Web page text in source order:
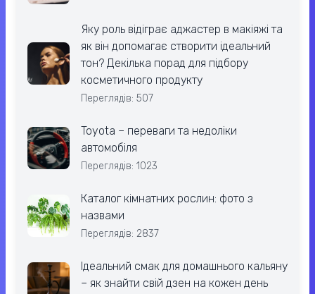
Яку роль відіграє аджастер в макіяжі та
як він допомагає створити ідеальний
тон? Декілька порад для підбору
косметичного продукту
Переглядів: 507
Toyota – переваги та недоліки
автомобіля
Переглядів: 1023
Каталог кімнатних рослин: фото з
назвами
Переглядів: 2837
Ідеальний смак для домашнього кальяну
– як знайти свій дзен на кожен день